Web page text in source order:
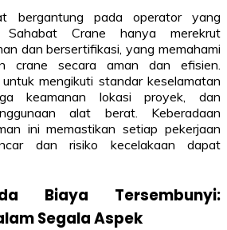
bergantung pada operator yang
Sahabat Crane hanya merekrut
dan bersertifikasi, yang memahami
crane secara aman dan efisien.
mengikuti standar keselamatan
keamanan lokasi proyek, dan
alat berat. Keberadaan
ini memastikan setiap pekerjaan
dan risiko kecelakaan dapat
Biaya Tersembunyi:
Segala Aspek